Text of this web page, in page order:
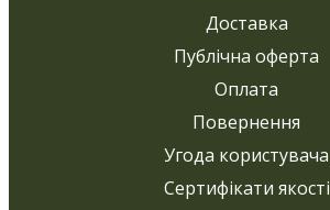
Доставка
Публічна оферта
Оплата
Повернення
Угода користувача
Сертифікати якості